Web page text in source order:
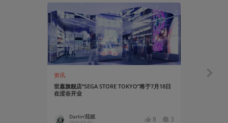
资讯
世嘉旗舰店“SEGA STORE TOKYO”将于7月18日
在涩谷开业
Darlin'菈妮 8 3
安利大帝